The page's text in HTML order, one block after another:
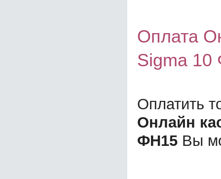
Оплата
Sigma
Оплатить
Онлайн
ФН15 Вы